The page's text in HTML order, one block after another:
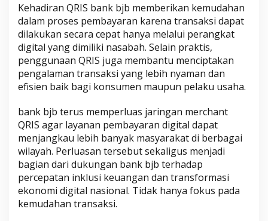
Kehadiran QRIS bank bjb memberikan kemudahan
dalam proses pembayaran karena transaksi dapat
dilakukan secara cepat hanya melalui perangkat
digital yang dimiliki nasabah. Selain praktis,
penggunaan QRIS juga membantu menciptakan
pengalaman transaksi yang lebih nyaman dan
efisien baik bagi konsumen maupun pelaku usaha.
bank bjb terus memperluas jaringan merchant
QRIS agar layanan pembayaran digital dapat
menjangkau lebih banyak masyarakat di berbagai
wilayah. Perluasan tersebut sekaligus menjadi
bagian dari dukungan bank bjb terhadap
percepatan inklusi keuangan dan transformasi
ekonomi digital nasional. Tidak hanya fokus pada
kemudahan transaksi.